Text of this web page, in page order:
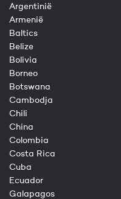
Argentinië
Armenië
Baltics
Belize
Bolivia
Borneo
Botswana
Cambodja
Chili
China
Colombia
Costa Rica
Cuba
Ecuador
Galapagos